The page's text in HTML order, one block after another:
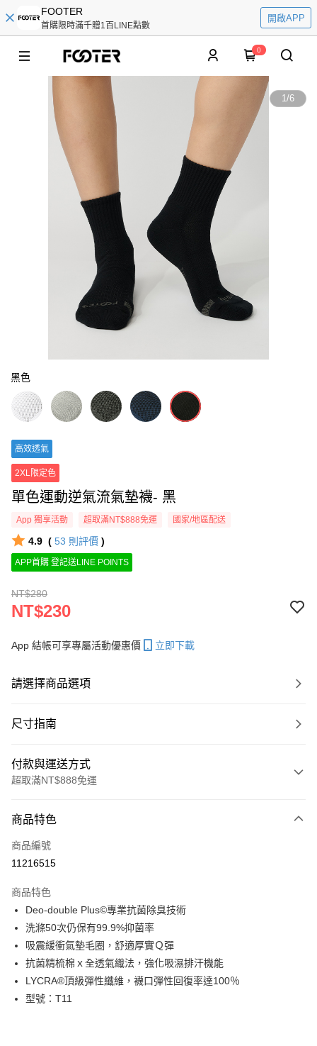
FOOTER
首購限時滿千贈1百LINE點數
開啟APP
0
1/6
黑色
高效透氣
2XL限定色
單色運動逆氣流氣墊襪- 黑
App 獨享活動 超取滿NT$888免運 國家/地區配送
4.9 ( 53 則評價 )
APP首購 登記送LINE POINTS
NT$280
NT$230
App 結帳可享專屬活動優惠價 立即下載
請選擇商品選項
尺寸指南
付款與運送方式
超取滿NT$888免運
信用卡一次付款
超商取貨付款
Apple Pay
ATM付款
運送方式
商品特色
商品編號
11216515
商品特色
Deo-double Plus©專業抗菌除臭技術
洗滌50次仍保有99.9%抑菌率
吸震緩衝氣墊毛圈，舒適厚實Ｑ彈
抗菌精梳棉ｘ全透氣織法，強化吸濕排汗機能
LYCRA®頂級彈性纖維，襪口彈性回復率達100％
型號：T11